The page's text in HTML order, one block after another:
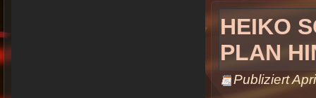
HEIKO
PLAN
Publiziert